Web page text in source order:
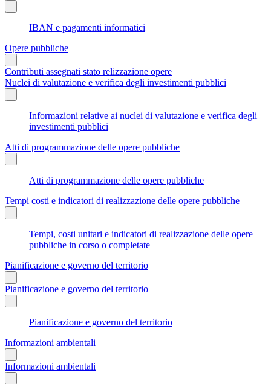
IBAN e pagamenti informatici
Opere pubbliche
Contributi assegnati stato relizzazione opere
Nuclei di valutazione e verifica degli investimenti pubblici
Informazioni relative ai nuclei di valutazione e verifica degli
investimenti pubblici
Atti di programmazione delle opere pubbliche
Atti di programmazione delle opere pubbliche
Tempi costi e indicatori di realizzazione delle opere pubbliche
Tempi, costi unitari e indicatori di realizzazione delle opere
pubbliche in corso o completate
Pianificazione e governo del territorio
Pianificazione e governo del territorio
Pianificazione e governo del territorio
Informazioni ambientali
Informazioni ambientali